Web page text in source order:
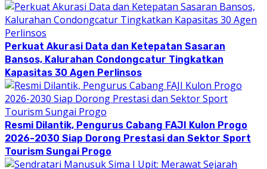
Perkuat Akurasi Data dan Ketepatan Sasaran
Bansos, Kalurahan Condongcatur Tingkatkan
Kapasitas 30 Agen Perlinsos
Resmi Dilantik, Pengurus Cabang FAJI Kulon Progo
2026-2030 Siap Dorong Prestasi dan Sektor Sport
Tourism Sungai Progo